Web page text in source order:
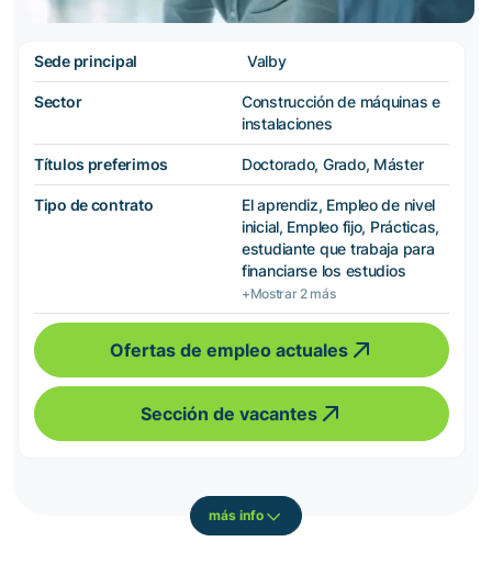
Sede principal Valby
Sector
Construcción de máquinas e
instalaciones
Títulos preferimos Doctorado, Grado, Máster
Tipo de contrato
El aprendiz, Empleo de nivel
inicial, Empleo fijo, Prácticas,
estudiante que trabaja para
financiarse los estudios
+Mostrar 2 más
Ofertas de empleo actuales
Sección de vacantes
más info